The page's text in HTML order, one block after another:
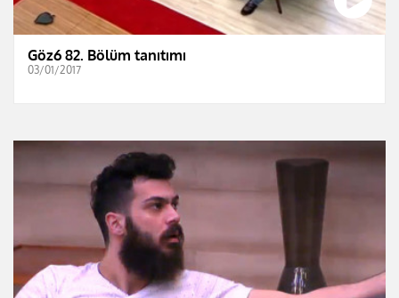
Göz6 82. Bölüm tanıtımı
03/01/2017